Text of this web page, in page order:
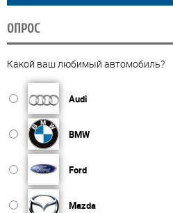
ОПРОС
Какой ваш любимый автомобиль?
Audi
BMW
Ford
Mazda